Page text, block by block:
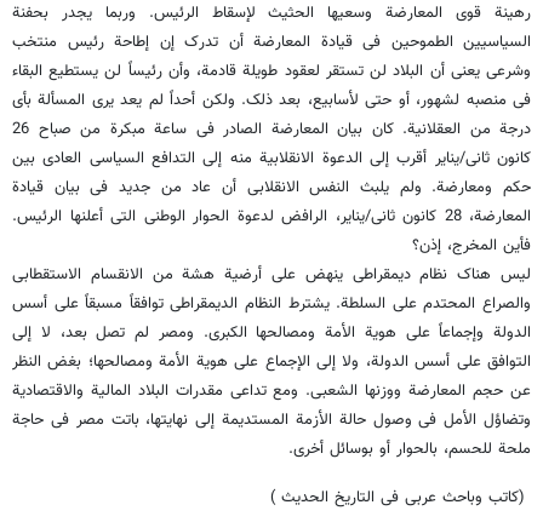
رهینة قوى المعارضة وسعیها الحثیث لإسقاط الرئیس. وربما یجدر بحفنة
السیاسیین الطموحین فی قیادة المعارضة أن تدرک إن إطاحة رئیس منتخب
وشرعی یعنی أن البلاد لن تستقر لعقود طویلة قادمة، وأن رئیساً لن یستطیع البقاء
فی منصبه لشهور، أو حتى لأسابیع، بعد ذلک. ولکن أحداً لم یعد یرى المسألة بأی
درجة من العقلانیة. کان بیان المعارضة الصادر فی ساعة مبکرة من صباح 26
کانون ثانی/ینایر أقرب إلى الدعوة الانقلابیة منه إلى التدافع السیاسی العادی بین
حکم ومعارضة. ولم یلبث النفس الانقلابی أن عاد من جدید فی بیان قیادة
المعارضة، 28 کانون ثانی/ینایر، الرافض لدعوة الحوار الوطنی التی أعلنها الرئیس.
فأین المخرج، إذن؟
لیس هناک نظام دیمقراطی ینهض على أرضیة هشة من الانقسام الاستقطابی
والصراع المحتدم على السلطة. یشترط النظام الدیمقراطی توافقاً مسبقاً على أسس
الدولة وإجماعاً على هویة الأمة ومصالحها الکبرى. ومصر لم تصل بعد، لا إلى
التوافق على أسس الدولة، ولا إلى الإجماع على هویة الأمة ومصالحها؛ بغض النظر
عن حجم المعارضة ووزنها الشعبی. ومع تداعی مقدرات البلاد المالیة والاقتصادیة
وتضاؤل الأمل فی وصول حالة الأزمة المستدیمة إلى نهایتها، باتت مصر فی حاجة
ملحة للحسم، بالحوار أو بوسائل أخرى.
(کاتب وباحث عربی فی التاریخ الحدیث )